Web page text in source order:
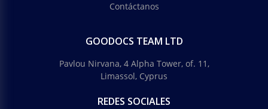
Contáctanos
GOODOCS TEAM LTD
Pavlou Nirvana, 4 Alpha Tower, of. 11,
Limassol, Cyprus
REDES SOCIALES